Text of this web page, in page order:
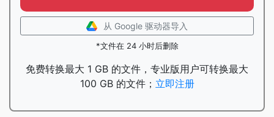
从 Google 驱动器导入
*文件在 24 小时后删除
免费转换最大 1 GB 的文件，专业版用户可转换最大
100 GB 的文件； 立即注册